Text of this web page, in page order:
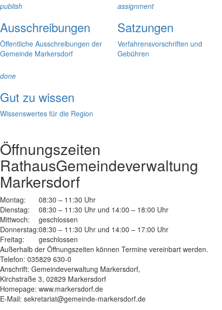
publish
Ausschreibungen
Öffentliche Ausschreibungen der
Gemeinde Markersdorf
assignment
Satzungen
Verfahrensvorschriften und
Gebühren
done
Gut zu wissen
Wissenswertes für die Region
Öffnungszeiten
RathausGemeindeverwaltung
Markersdorf
Montag:
08:30 – 11:30 Uhr
Dienstag:
08:30 – 11:30 Uhr und 14:00 – 18:00 Uhr
Mittwoch:
geschlossen
Donnerstag:08:30 – 11:30 Uhr und 14:00 – 17:00 Uhr
Freitag:
geschlossen
Außerhalb der Öffnungszeiten können Termine vereinbart werden.
Telefon: 035829 630-0
Anschrift: Gemeindeverwaltung Markersdorf,
Kirchstraße 3, 02829 Markersdorf
Homepage: www.markersdorf.de
E-Mail: sekretariat@gemeinde-markersdorf.de